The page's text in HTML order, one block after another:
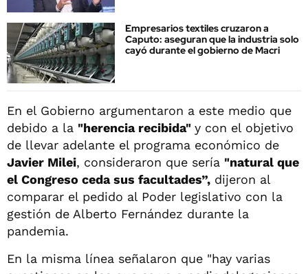
Empresarios textiles cruzaron a
Caputo: aseguran que la industria solo
cayó durante el gobierno de Macri
En el Gobierno argumentaron a este medio que
debido a la "herencia recibida" y con el objetivo
de llevar adelante el programa económico de
Javier Milei, consideraron que sería "natural que
el Congreso ceda sus facultades”, dijeron al
comparar el pedido al Poder legislativo con la
gestión de Alberto Fernández durante la
pandemia.
En la misma línea señalaron que "hay varias